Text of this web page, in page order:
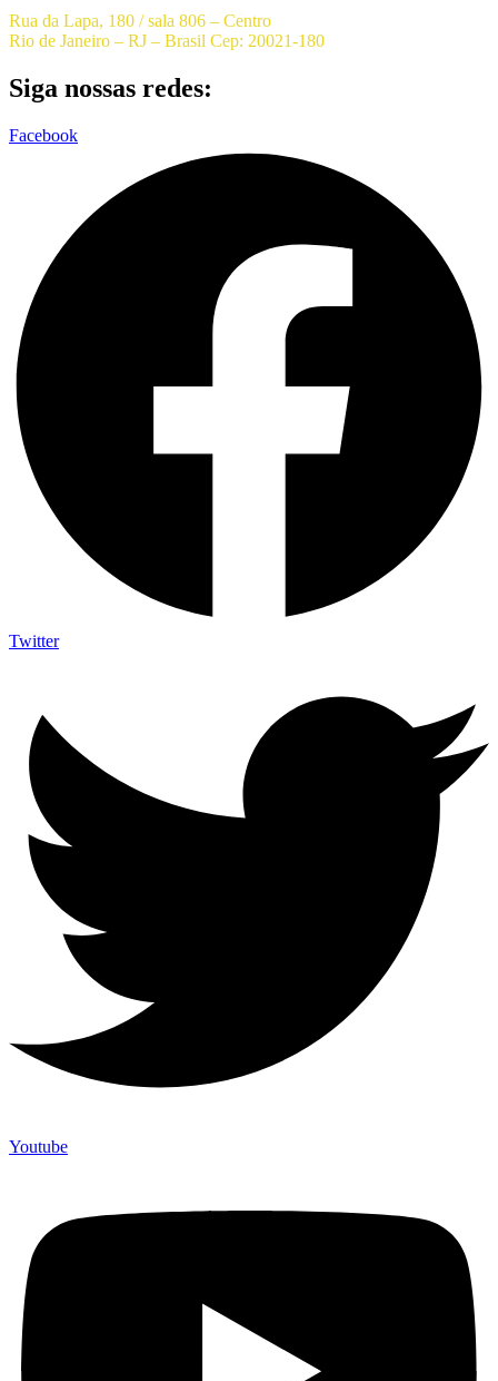
Rua da Lapa, 180 / sala 806 – Centro
Rio de Janeiro – RJ – Brasil Cep: 20021-180
Siga nossas redes:
Facebook
Twitter
Youtube